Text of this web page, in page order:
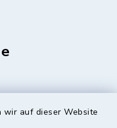
wir auf dieser Website